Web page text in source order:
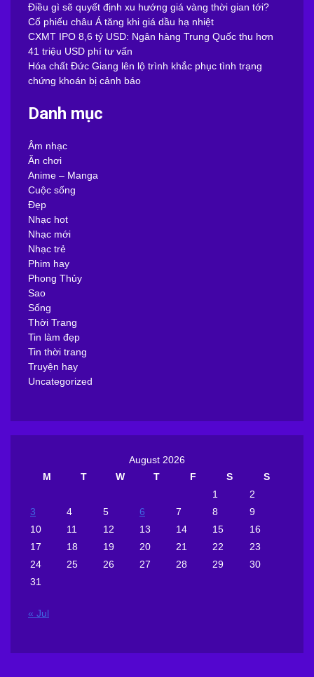
Điều gì sẽ quyết định xu hướng giá vàng thời gian tới?
Cổ phiếu châu Á tăng khi giá dầu hạ nhiệt
CXMT IPO 8,6 tỷ USD: Ngân hàng Trung Quốc thu hơn
41 triệu USD phí tư vấn
Hóa chất Đức Giang lên lộ trình khắc phục tình trạng
chứng khoán bị cảnh báo
Danh mục
Âm nhạc
Ăn chơi
Anime – Manga
Cuộc sống
Đẹp
Nhạc hot
Nhạc mới
Nhạc trẻ
Phim hay
Phong Thủy
Sao
Sống
Thời Trang
Tin làm đẹp
Tin thời trang
Truyện hay
Uncategorized
August 2026
M
T W T F S
S
1
2
3
4 5 6 7 8
9
10
11 12 13 14 15
16
17
18 19 20 21 22
23
24
25 26 27 28 29
30
31
« Jul